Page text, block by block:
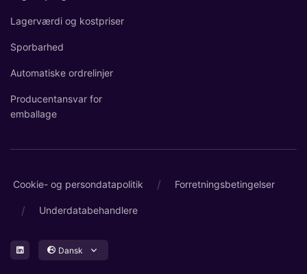
Lagerværdi og kostpriser
Sporbarhed
Automatiske ordrelinjer
Producentansvar for
emballage
Cookie- og persondatapolitik / Forretningsbetingelser
/ Underdatabehandlere
Dansk